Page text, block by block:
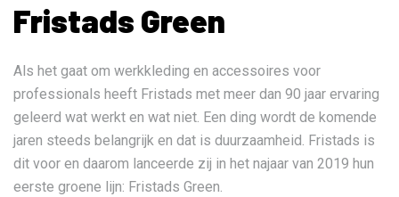
Fristads Green
Als het gaat om werkkleding en accessoires voor
professionals heeft Fristads met meer dan 90 jaar ervaring
geleerd wat werkt en wat niet. Een ding wordt de komende
jaren steeds belangrijk en dat is duurzaamheid. Fristads is
dit voor en daarom lanceerde zij in het najaar van 2019 hun
eerste groene lijn: Fristads Green.